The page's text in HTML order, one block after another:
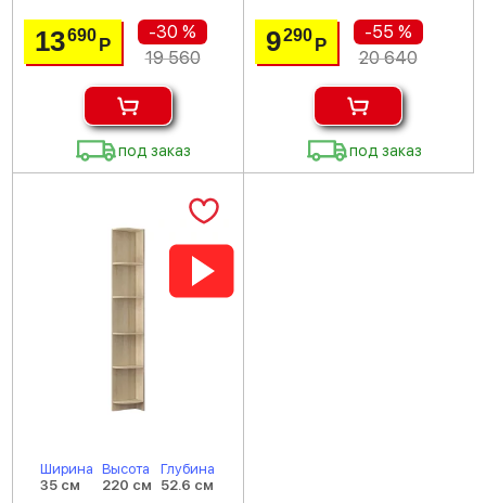
13690Р
-30 %
19 560
под заказ
9290 Р
-55 %
20 640
под заказ
Ширина
35 см
Высота
220 см
Глубина
52.6 см